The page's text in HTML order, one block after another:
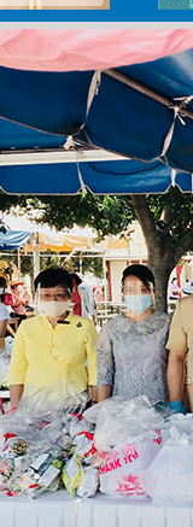
เส้นทางธุรกิจ บั